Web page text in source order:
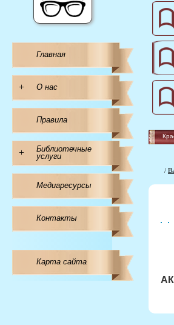
Главная
+ О нас
Правила
+
Библиотечные
услуги
Медиаресурсы
Контакты
Карта сайта
/